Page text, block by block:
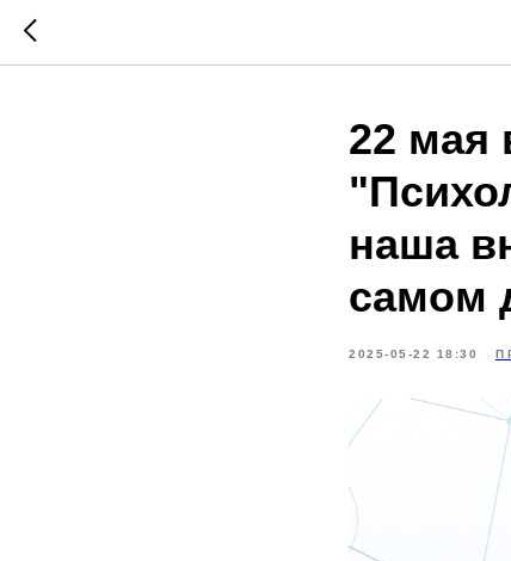
22 мая
наша
самом
2025-05-22 18:30